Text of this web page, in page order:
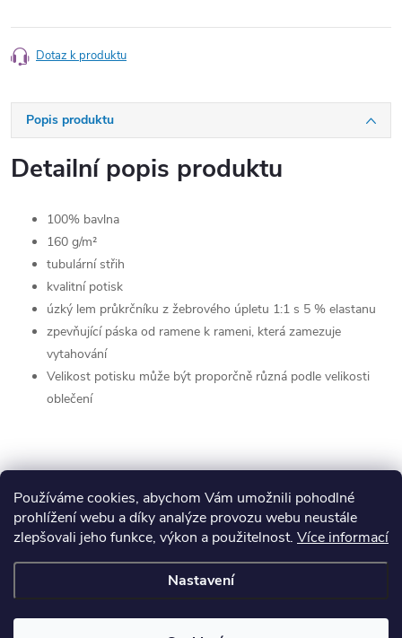
Používáme cookies, abychom Vám umožnili pohodlné
prohlížení webu a díky analýze provozu webu neustále
zlepšovali jeho funkce, výkon a použitelnost. Více informací
Nastavení
Dotaz k produktu
Popis produktu
Detailní popis produktu
100% bavlna
160 g/m²
tubulární střih
kvalitní potisk
úzký lem průkrčníku z žebrového úpletu 1:1 s 5 % elastanu
zpevňující páska od ramene k rameni, která zamezuje
vytahování
Velikost potisku může být proporčně různá podle velikosti
oblečení
Z
Copyright 2026Barik.cz. Všechna práva vyhrazena.